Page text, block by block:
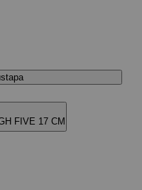
FIVE 17 CM